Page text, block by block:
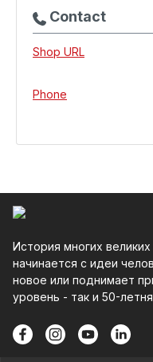
Contact
Shop URL
Phone
История многих
начинается с идеи
новое или поднимает
уровень - так и 50-